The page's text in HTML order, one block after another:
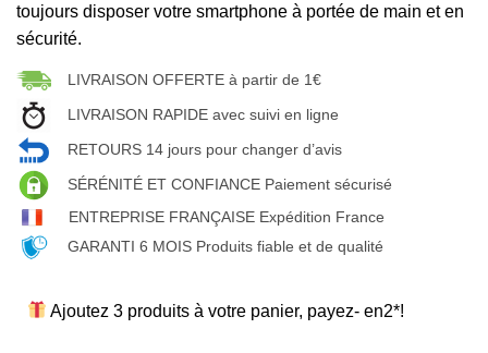
toujours disposer votre smartphone à portée de main et en
sécurité.
LIVRAISON OFFERTE à partir de 1€
LIVRAISON RAPIDE avec suivi en ligne
RETOURS 14 jours pour changer d’avis
SÉRÉNITÉ ET CONFIANCE Paiement sécurisé
ENTREPRISE FRANÇAISE Expédition France
GARANTI 6 MOIS Produits fiable et de qualité
Ajoutez 3 produits à votre panier, payez- en2*!